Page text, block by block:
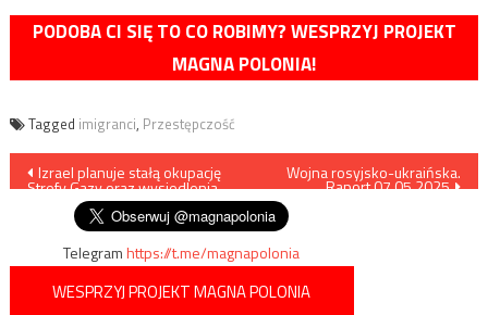
PODOBA CI SIĘ TO CO ROBIMY? WESPRZYJ PROJEKT
MAGNA POLONIA!
Tagged imigranci, Przestępczość
Nawigacja
wpisu
Izrael planuje stałą okupację
Strefy Gazy oraz wysiedlenia
Wojna rosyjsko-ukraińska.
Raport 07.05.2025
Telegramhttps://t.me/magnapolonia
WESPRZYJ PROJEKT MAGNA POLONIA